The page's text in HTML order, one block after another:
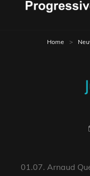
Home >
01.07. Arnaud